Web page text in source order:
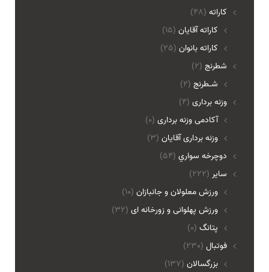
(48) کاراته
کاراته آقایان (15)
کاراته بانوان (25)
(2) شطرنج
شـطرنج (2)
(4) وزنه برداری
آکادمی وزنه برداری (0)
وزنه برداری آقایان (3)
(54) دوچرخه سواري
(222) ساير
ورزش معلولان و جانبازان (10)
ورزش پهلوانی و زورخانه ای (32)
پتانگ (0)
(230) فوتبال
بزرگسالان (137)